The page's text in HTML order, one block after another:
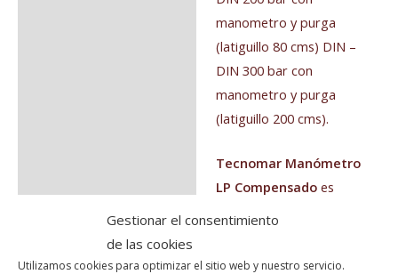
Gestionar el consentimiento
de las cookies
Utilizamos cookies para optimizar el sitio web y nuestro servicio.
manometro y purga
(latiguillo 80 cms) DIN –
DIN 300 bar con
manometro y purga
(latiguillo 200 cms).
Tecnomar Manómetro
LP Compensadoes